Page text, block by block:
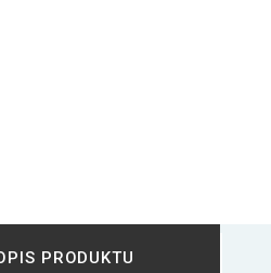
PRODUKTU